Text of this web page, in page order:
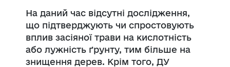
На даний час відсутні дослідження,
що підтверджують чи спростовують
вплив засіяної трави на кислотність
або лужність ґрунту, тим більше на
знищення дерев. Крім того, ДУ